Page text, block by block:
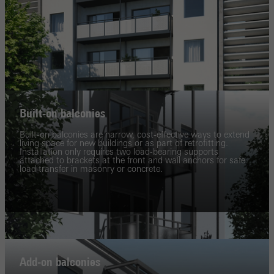
Built-on balconies
Built-on balconies are narrow, cost-effective ways to extend
living space for new buildings or as part of retrofitting.
Installation only requires two load-bearing supports
attached to brackets at the front and wall anchors for safe
load transfer in masonry or concrete.
Add-on balconies